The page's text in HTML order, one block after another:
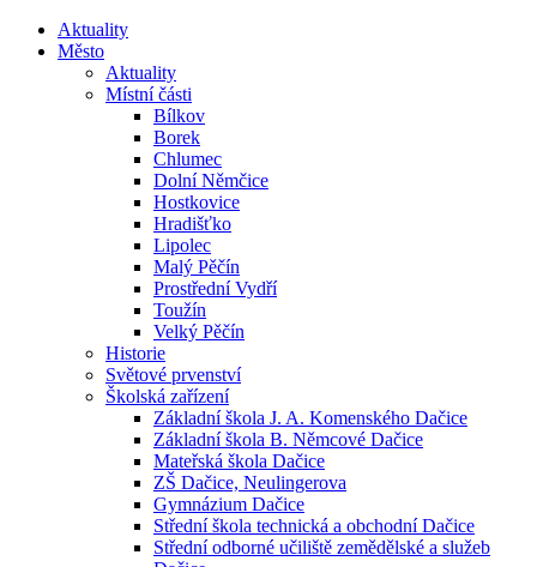
Aktuality
Město
Aktuality
Místní části
Bílkov
Borek
Chlumec
Dolní Němčice
Hostkovice
Hradišťko
Lipolec
Malý Pěčín
Prostřední Vydří
Toužín
Velký Pěčín
Historie
Světové prvenství
Školská zařízení
Základní škola J. A. Komenského Dačice
Základní škola B. Němcové Dačice
Mateřská škola Dačice
ZŠ Dačice, Neulingerova
Gymnázium Dačice
Střední škola technická a obchodní Dačice
Střední odborné učiliště zemědělské a služeb